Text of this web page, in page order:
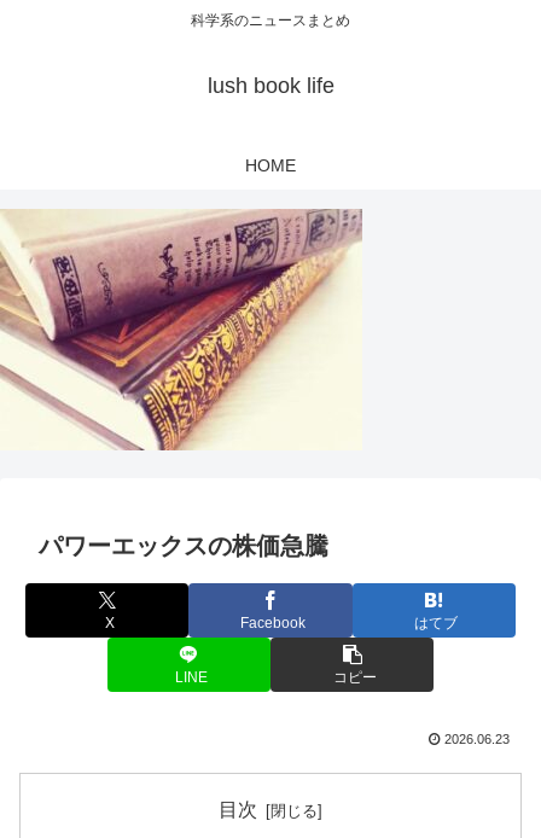
科学系のニュースまとめ
lush book life
HOME
パワーエックスの株価急騰
X Facebook はてブ
LINE コピー
2026.06.23
目次